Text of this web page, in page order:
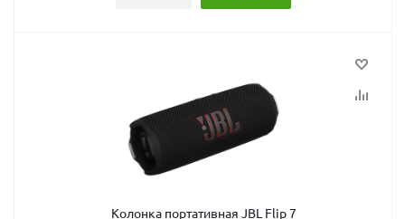
Колонка портативная JBL Flip 7